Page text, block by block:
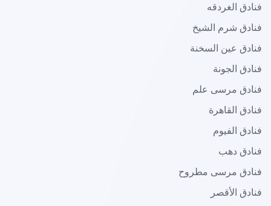
فنادق الغردقه
فنادق شرم الشيخ
فنادق عين السخنة
فنادق الجونة
فنادق مرسى علم
فنادق القاهرة
فنادق الفيوم
فنادق دهب
فنادق مرسى مطروح
فنادق الأقصر